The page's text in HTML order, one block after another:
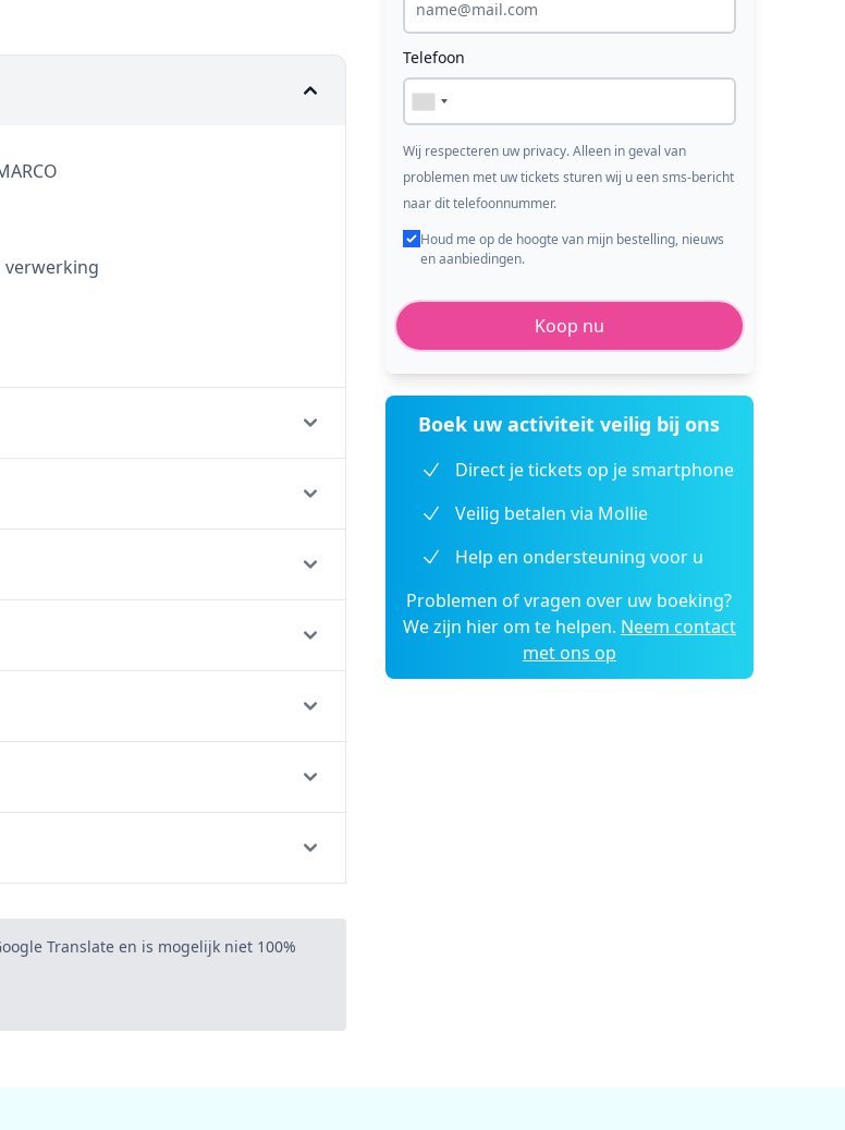
verwerking
Translate en is mogelijk niet 100%
Telefoon
Wij respecteren uw privacy. Alleen in geval van
problemen met uw tickets sturen wij u een sms-bericht
naar dit telefoonnummer.
Houd me op de hoogte van mijn bestelling, nieuws
en aanbiedingen.
Koop nu
Boek uw activiteit veilig bij ons
Direct je tickets op je smartphone
Veilig betalen via Mollie
Help en ondersteuning voor u
Problemen of vragen over uw boeking?
We zijn hier om te helpen. Neem contact
met ons op